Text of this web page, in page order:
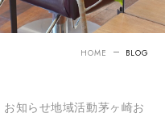
HOME BLOG
お知らせ地域活動茅ヶ崎お